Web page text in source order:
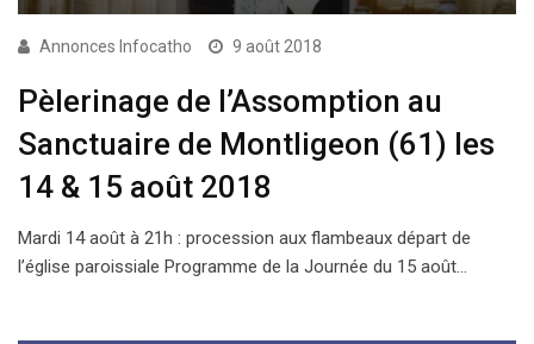
Annonces Infocatho 9 août 2018
Pèlerinage de l’Assomption au
Sanctuaire de Montligeon (61) les
14 & 15 août 2018
Mardi 14 août à 21h : procession aux flambeaux départ de
l’église paroissiale Programme de la Journée du 15 août…